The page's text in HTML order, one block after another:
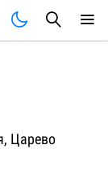
Царево